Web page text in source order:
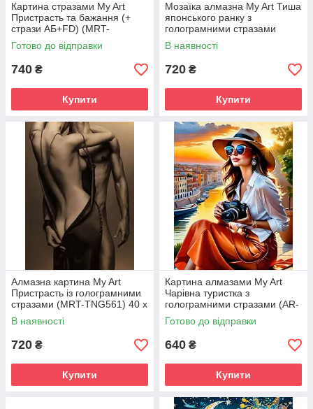
Картина стразами My Art
Пристрасть та бажання (+
стрази АБ+FD) (MRT-
TNG627) 40 х 50 см (На
підрамнику)
Готово до відправки
740 ₴
Купити
Мозаїка алмазна My Art Тиша
японського ранку з
голограмними стразами
(MRT-TNG1759) 40 х 50 см
(На підрамнику)
В наявності
720 ₴
Купити
Алмазна картина My Art
Пристрасть із голограмними
стразами (MRT-TNG561) 40 х
50 см (На підрамнику)
В наявності
720 ₴
Купити
Картина алмазами My Art
Чарівна туристка з
голограмними стразами (AR-
3276) 40 х 50 см (На
підрамнику)
Готово до відправки
640 ₴
Купити